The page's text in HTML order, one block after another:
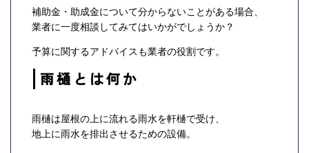
補助金・助成金について分からないことがある場合、
業者に一度相談してみてはいかがでしょうか？
予算に関するアドバイスも業者の役割です。
雨樋とは何か
雨樋は屋根の上に流れる雨水を軒樋で受け、
地上に雨水を排出させるための設備。